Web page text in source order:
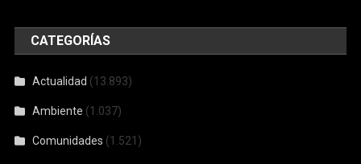
CATEGORÍAS
Actualidad (13.893)
Ambiente (1.037)
Comunidades (1.521)